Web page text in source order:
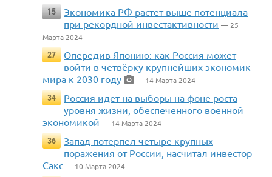
15
Экономика РФ растет выше потенциала
при рекордной инвестактивности — 25
Марта 2024
27
Опередив Японию: как Россия может
войти в четвёрку крупнейших экономик
мира к 2030 году
— 14 Марта 2024
34
Россия идет на выборы на фоне роста
уровня жизни, обеспеченного военной
экономикой — 14 Марта 2024
36
Запад потерпел четыре крупных
поражения от России, насчитал инвестор
Сакс — 10 Марта 2024